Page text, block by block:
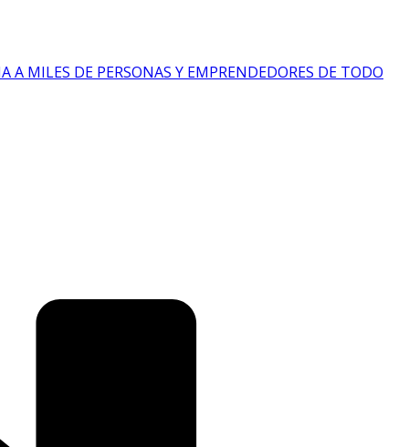
MILES DE PERSONAS Y EMPRENDEDORES DE TODO